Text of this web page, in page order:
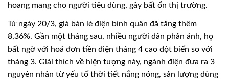
hoang mang cho người tiêu dùng, gây bất ổn thị trường.
Từ ngày 20/3, giá bán lẻ điện bình quân đã tăng thêm
8,36%. Gần một tháng sau, nhiều người dân phản ánh, họ
bất ngờ với hoá đơn tiền điện tháng 4 cao đột biến so với
tháng 3. Giải thích về hiện tượng này, ngành điện đưa ra 3
nguyên nhân từ yếu tố thời tiết nắng nóng, sản lượng dùng